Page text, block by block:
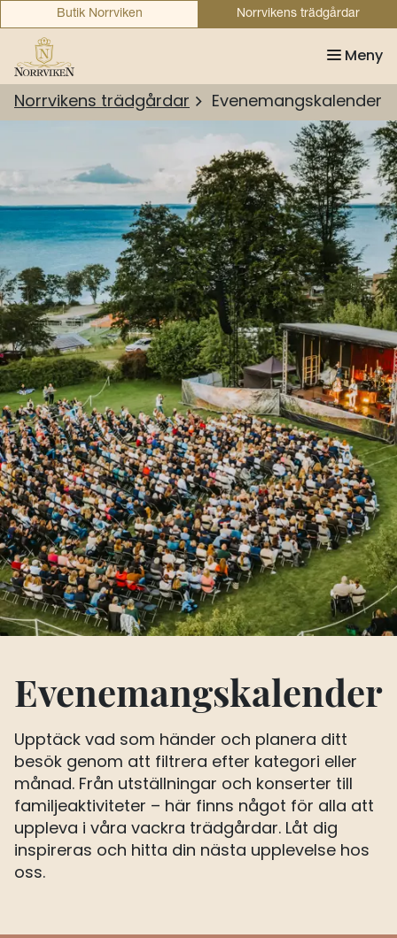
Butik Norrviken Norrvikens trädgårdar
Meny
Norrvikens trädgårdar Evenemangskalender
Evenemangskalender
Upptäck vad som händer och planera ditt
besök genom att filtrera efter kategori eller
månad. Från utställningar och konserter till
familjeaktiviteter – här finns något för alla att
uppleva i våra vackra trädgårdar. Låt dig
inspireras och hitta din nästa upplevelse hos
oss.